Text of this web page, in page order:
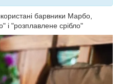
барвники Марбо,
і "розплавлене срібло"